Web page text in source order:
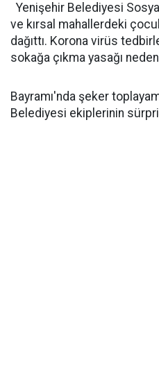
Yenişehir Belediyesi
ve kırsal mahallerdeki
dağıttı. Korona virüs
sokağa çıkma yasağı
Bayramı'nda şeker
Belediyesi ekiplerinin